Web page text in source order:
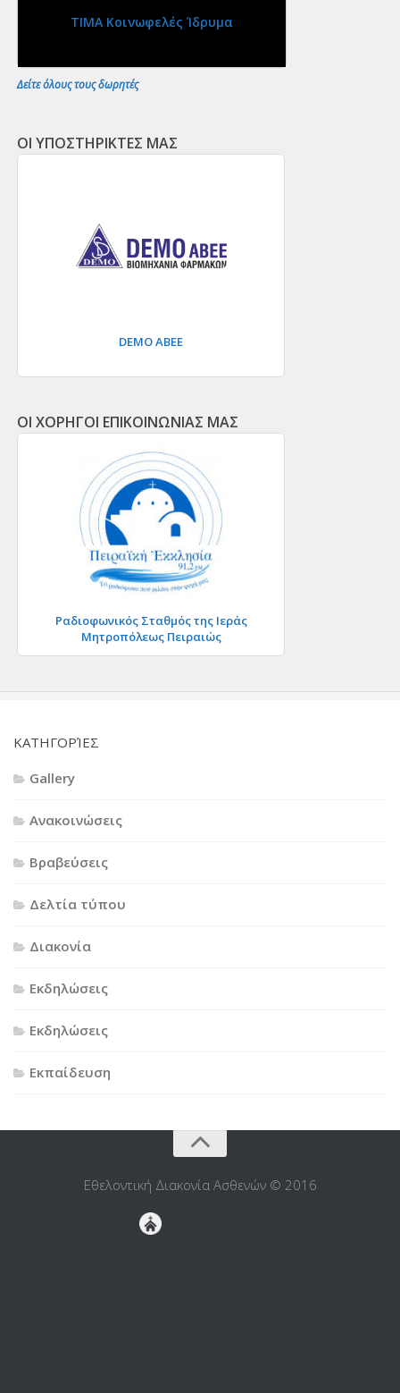
ΤΙΜΑ Κοινωφελές Ίδρυμα
Δείτε όλους τους δωρητές
ΟΙ ΥΠΟΣΤΗΡΙΚΤΕΣ ΜΑΣ
DEMO ΑΒΕΕ
ΟΙ ΧΟΡΗΓΟΙ ΕΠΙΚΟΙΝΩΝΙΑΣ ΜΑΣ
Ραδιοφωνικός Σταθμός της Ιεράς
Μητροπόλεως Πειραιώς
KΑΤΗΓΟΡΊΕΣ
Gallery
Ανακοινώσεις
Βραβεύσεις
Δελτία τύπου
Διακονία
Εκδηλώσεις
Εκδηλώσεις
Εκπαίδευση
Εθελοντική Διακονία Ασθενών © 2016